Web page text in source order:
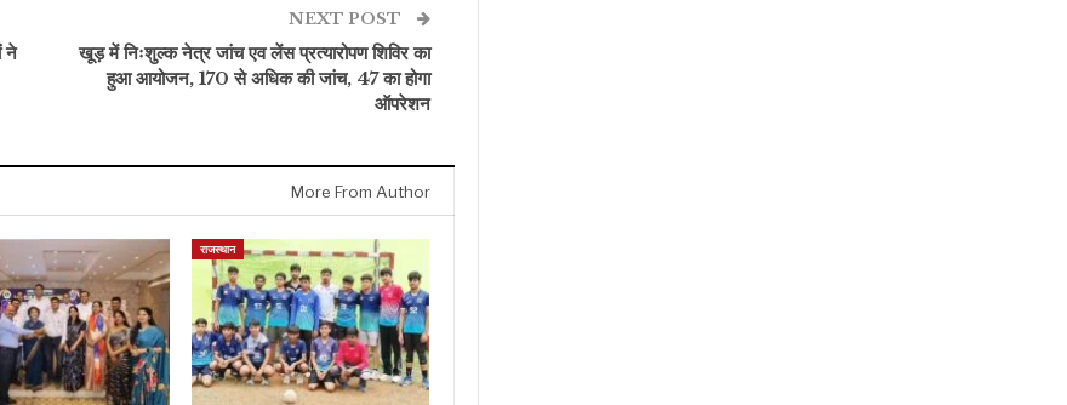
ने
NEXT POST
खूड़ में निःशुल्क नेत्र जांच एव लेंस प्रत्यारोपण शिविर का
हुआ आयोजन, 170 से अधिक की जांच, 47 का होगा
ऑपरेशन
More From Author
राजस्थान